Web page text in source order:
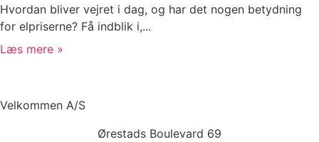
Hvordan bliver vejret i dag, og har det nogen betydning
for elpriserne? Få indblik i,...
Læs mere »
Velkommen A/S
Ørestads Boulevard 69